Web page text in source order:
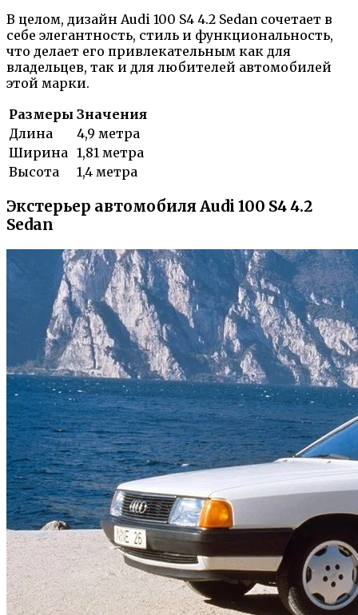
В целом, дизайн Audi 100 S4 4.2 Sedan сочетает в
себе элегантность, стиль и функциональность,
что делает его привлекательным как для
владельцев, так и для любителей автомобилей
этой марки.
Размеры Значения
Длина
4,9 метра
Ширина 1,81 метра
Высота
1,4 метра
Экстерьер автомобиля Audi 100 S4 4.2
Sedan